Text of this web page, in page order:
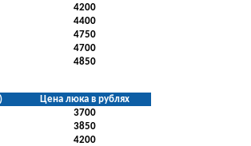
4200
4400
4750
4700
4850
Цена люка в рублях
3700
3850
4200